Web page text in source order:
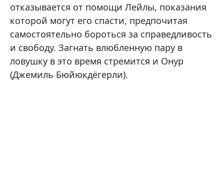
отказывается от помощи Лейлы, показания
которой могут его спасти, предпочитая
самостоятельно бороться за справедливость
и свободу. Загнать влюбленную пару в
ловушку в это время стремится и Онур
(Джемиль Бюйюкдёгерли).